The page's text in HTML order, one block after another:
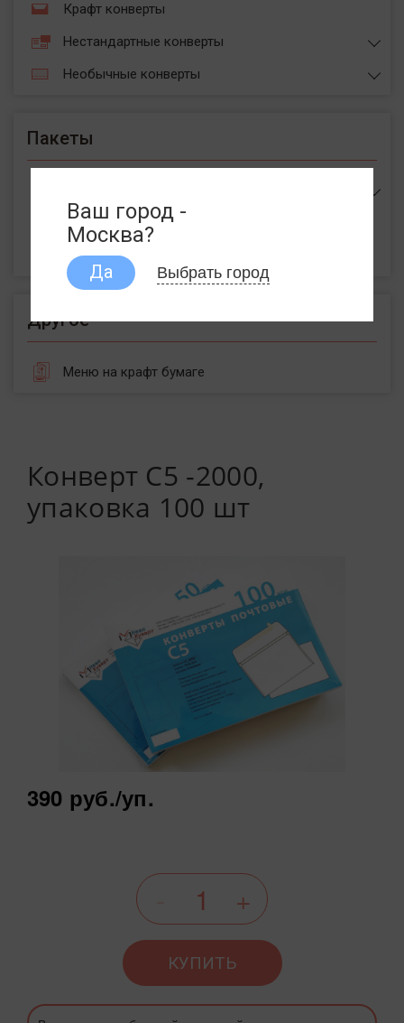
Крафт конверты
Нестандартные конверты
Необычные конверты
Пакеты
Пакеты с воздушной подушкой
Пакеты из крафт бумаги
Другое
Меню на крафт бумаге
Конверт С5 -2000,
упаковка 100 шт
390 руб./уп.
КУПИТЬ
Ваш город -
Москва?
Да Выбрать город